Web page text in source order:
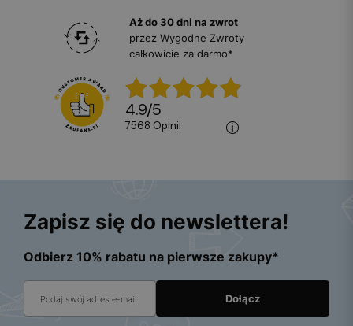
Aż do 30 dni na zwrot
przez Wygodne Zwroty
całkowicie za darmo*
4.9/5
7568 opinii
Zapisz się do newslettera!
Odbierz 10% rabatu na pierwsze zakupy*